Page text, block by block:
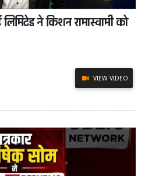
ने किशन रामास्वामी को
VIEW VIDEO